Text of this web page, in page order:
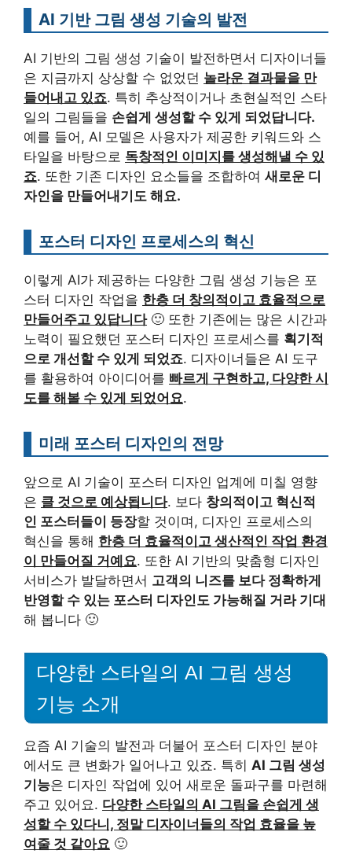
AI 기반 그림 생성 기술의 발전
AI 기반의 그림 생성 기술이 발전하면서 디자이너들
은 지금까지 상상할 수 없었던 놀라운 결과물을 만
들어내고 있죠. 특히 추상적이거나 초현실적인 스타
일의 그림들을 손쉽게 생성할 수 있게 되었답니다.
예를 들어, AI 모델은 사용자가 제공한 키워드와 스
타일을 바탕으로 독창적인 이미지를 생성해낼 수 있
죠. 또한 기존 디자인 요소들을 조합하여 새로운 디
자인을 만들어내기도 해요.
포스터 디자인 프로세스의 혁신
이렇게 AI가 제공하는 다양한 그림 생성 기능은 포
스터 디자인 작업을 한층 더 창의적이고 효율적으로
만들어주고 있답니다🙂 또한 기존에는 많은 시간과
노력이 필요했던 포스터 디자인 프로세스를 획기적
으로 개선할 수 있게 되었죠. 디자이너들은 AI 도구
를 활용하여 아이디어를 빠르게 구현하고, 다양한 시
도를 해볼 수 있게 되었어요.
미래 포스터 디자인의 전망
앞으로 AI 기술이 포스터 디자인 업계에 미칠 영향
은 클 것으로 예상됩니다. 보다 창의적이고 혁신적
인 포스터들이 등장할 것이며, 디자인 프로세스의
혁신을 통해 한층 더 효율적이고 생산적인 작업 환경
이 만들어질 거예요. 또한 AI 기반의 맞춤형 디자인
서비스가 발달하면서 고객의 니즈를 보다 정확하게
반영할 수 있는 포스터 디자인도 가능해질 거라 기대
해 봅니다 🙂
다양한 스타일의 AI 그림 생성
기능 소개
요즘 AI 기술의 발전과 더불어 포스터 디자인 분야
에서도 큰 변화가 일어나고 있죠. 특히 AI 그림 생성
기능은 디자인 작업에 있어 새로운 돌파구를 마련해
주고 있어요. 다양한 스타일의 AI 그림을 손쉽게 생
성할 수 있다니, 정말 디자이너들의 작업 효율을 높
여줄 것 같아요 🙂